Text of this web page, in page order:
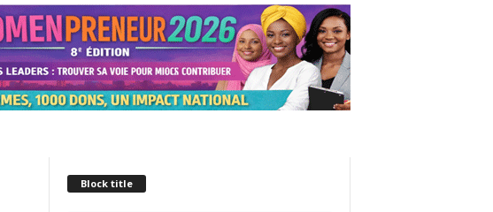
Block title